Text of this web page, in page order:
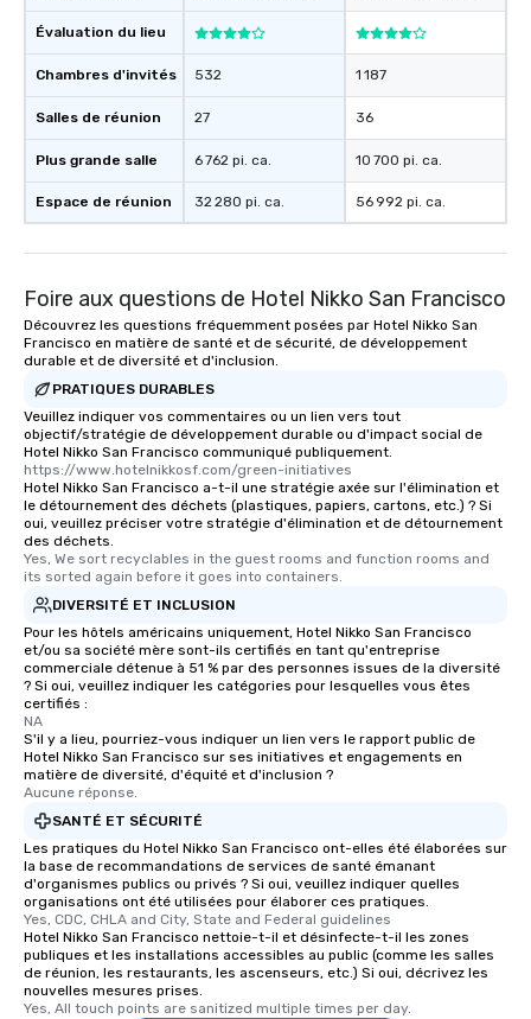
Évaluation du lieu
Chambres d'invités
Salles de réunion
Plus grande salle
Espace de réunion
532
27
6 762 pi. ca.
32 280 pi. ca.
1 187
36
10 700 pi. ca.
56 992 pi. ca.
Foire aux questions de Hotel Nikko San Francisco
Découvrez les questions fréquemment posées par Hotel Nikko San
Francisco en matière de santé et de sécurité, de développement
durable et de diversité et d'inclusion.
PRATIQUES DURABLES
Veuillez indiquer vos commentaires ou un lien vers tout
objectif/stratégie de développement durable ou d'impact social de
Hotel Nikko San Francisco communiqué publiquement.
https://www.hotelnikkosf.com/green-initiatives
Hotel Nikko San Francisco a-t-il une stratégie axée sur l'élimination et
le détournement des déchets (plastiques, papiers, cartons, etc.) ? Si
oui, veuillez préciser votre stratégie d'élimination et de détournement
des déchets.
Yes, We sort recyclables in the guest rooms and function rooms and
its sorted again before it goes into containers.
DIVERSITÉ ET INCLUSION
Pour les hôtels américains uniquement, Hotel Nikko San Francisco
et/ou sa société mère sont-ils certifiés en tant qu'entreprise
commerciale détenue à 51 % par des personnes issues de la diversité
? Si oui, veuillez indiquer les catégories pour lesquelles vous êtes
certifiés :
NA
S'il y a lieu, pourriez-vous indiquer un lien vers le rapport public de
Hotel Nikko San Francisco sur ses initiatives et engagements en
matière de diversité, d'équité et d'inclusion ?
Aucune réponse.
SANTÉ ET SÉCURITÉ
Les pratiques du Hotel Nikko San Francisco ont-elles été élaborées sur
la base de recommandations de services de santé émanant
d'organismes publics ou privés ? Si oui, veuillez indiquer quelles
organisations ont été utilisées pour élaborer ces pratiques.
Yes, CDC, CHLA and City, State and Federal guidelines
Hotel Nikko San Francisco nettoie-t-il et désinfecte-t-il les zones
publiques et les installations accessibles au public (comme les salles
de réunion, les restaurants, les ascenseurs, etc.) Si oui, décrivez les
nouvelles mesures prises.
Yes, All touch points are sanitized multiple times per day.